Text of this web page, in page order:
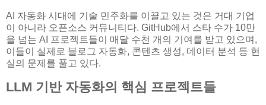
AI 자동화 시대에 기술 민주화를 이끌고 있는 것은 거대 기업
이 아니라 오픈소스 커뮤니티다. GitHub에서 스타 수가 10만
을 넘는 AI 프로젝트들이 매달 수천 개의 기여를 받고 있으며,
이들이 실제로 블로그 자동화, 콘텐츠 생성, 데이터 분석 등 현
실의 문제를 풀고 있다.
LLM 기반 자동화의 핵심 프로젝트들